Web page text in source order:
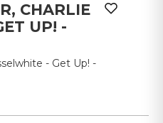
CHARLIE
UP! -
- Get Up! -